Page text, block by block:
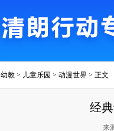
幼教 > 儿童乐园 > 动漫世界 > 正文
经
来